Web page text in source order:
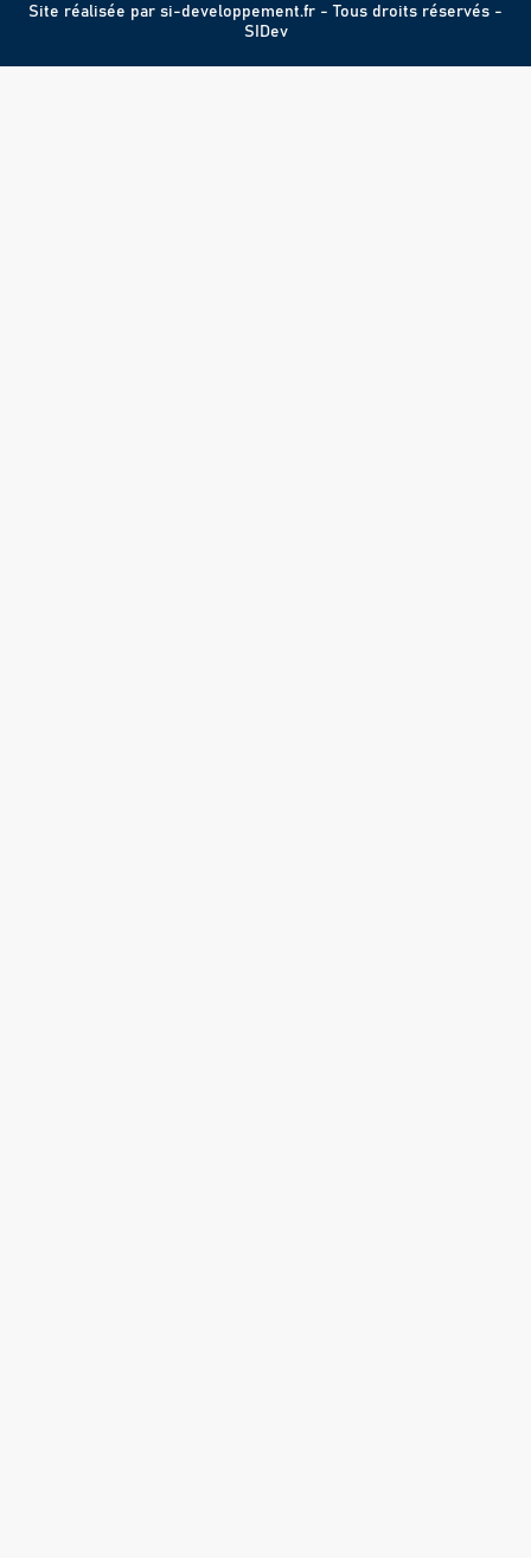
Site réalisée par si-developpement.fr - Tous droits réservés -
SIDev